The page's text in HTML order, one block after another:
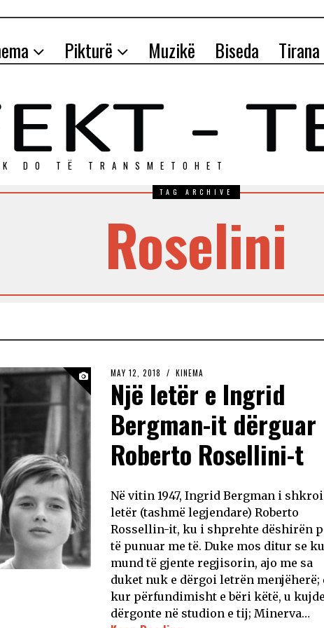
Pikturë Muzikë Biseda
DO TЁ TRANSMETOHET
TAG ARCHIVE
Roselini
MAY 12, 2018 KINEMA
Një letër e Ingrid
Bergman-it dërguar
Roberto Rosellini-t
Në vitin 1947, Ingrid Bergman i
letër (tashmë legjendare) Roberto
Rossellin-it, ku i shprehte dëshirën
të punuar me të. Duke mos ditur se ku
mund të gjente regjisorin, ajo me sa
duket nuk e dërgoi letrën menjëherë;
kur përfundimisht e bëri këtë, u
dërgonte në studion e tij; Minerva…